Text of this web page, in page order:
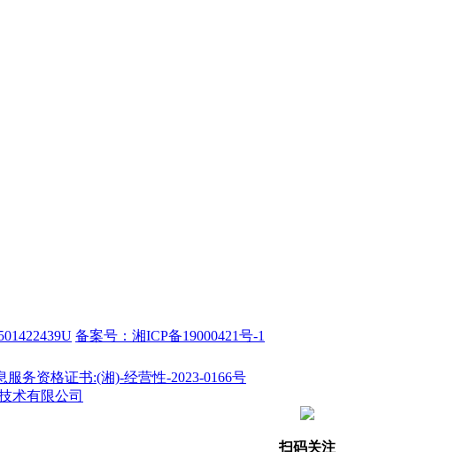
备案号：湘ICP备19000421号-1
服务资格证书:(湘)-经营性-2023-0166号
术有限公司
扫码关注